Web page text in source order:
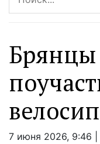
Брянцы
7 июня 2026, 9:46 |